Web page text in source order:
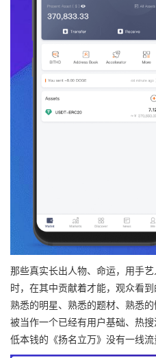
那些真实长出人物、命运，用手
时，在其中贡献着才能，观众看
熟悉的明星、熟悉的题材、熟悉
被当作一个已经有用户基础、热
低本钱的《扬名立万》没有一线流